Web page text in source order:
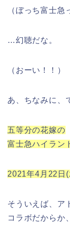
（ぼっち富士急
…幻聴だな。
（おーい！！）
あ、ちなみに、
五等分の花嫁の
富士急ハイラン
2021年4月22日
そういえば、ア
コラボだからか、